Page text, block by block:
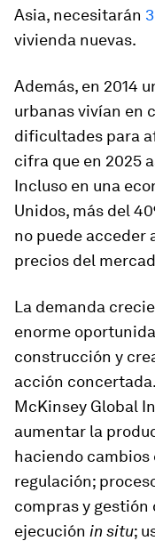
Asia, necesitarán
vivienda nuevas.
Además, en 2014
urbanas vivían en
dificultades para
cifra que en 2025
Incluso en una
Unidos, más del
no puede acceder
precios del
La demanda
enorme
construcción y
acción
McKinsey Global
aumentar la
haciendo cambios
regulación;
compras y gestión
ejecución in situ;